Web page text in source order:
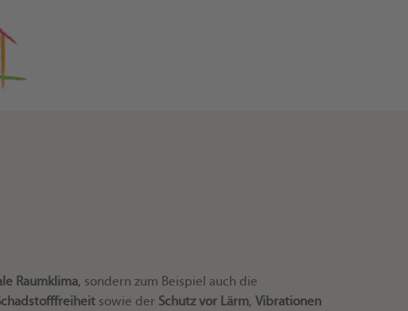
Raumklima, sondern zum Beispiel auch die
sowie der Schutz vor Lärm, Vibrationen